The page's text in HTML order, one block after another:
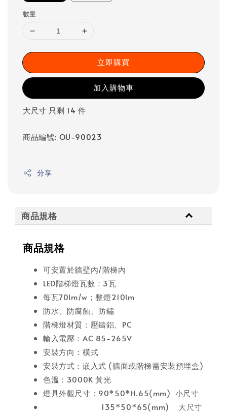
數量
立即購買
加入購物車
大尺寸 只剩 14 件
商品編號: OU-90023
分享
商品規格
商品規格
可安置於牆壁內/階梯內
LED階梯燈瓦數：3瓦
每瓦70lm/w；整燈210lm
防水、防腐蝕、防鏽
階梯燈材質：壓鑄鋁、PC
輸入電壓：AC 85-265V
安裝方向：橫式
安裝方式：嵌入式 (牆面或階梯需安裝預埋盒)
色溫：3000K 黃光
燈具外觀尺寸：90*50*H.65(mm) 小尺寸
135*50*65(mm) 大尺寸